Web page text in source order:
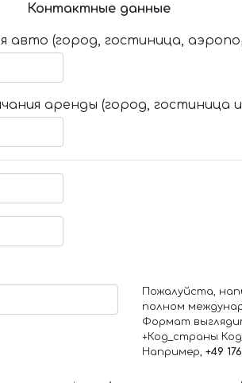
Контактные данные
авто (город, гостиница,
аренды (город, гостиница
Пожалуйста,
полном
Формат
+Код_страны
Например, +49